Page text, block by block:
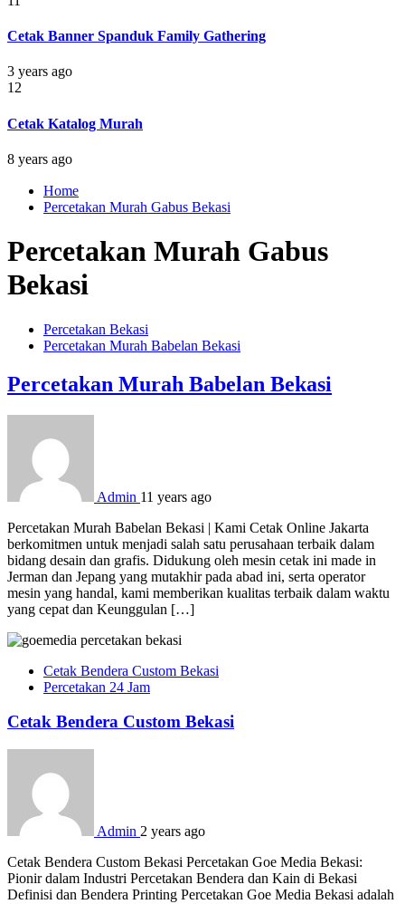
Cetak Banner Spanduk Family Gathering
3 years ago
12
Cetak Katalog Murah
8 years ago
Home
Percetakan Murah Gabus Bekasi
Percetakan Murah Gabus
Bekasi
Percetakan Bekasi
Percetakan Murah Babelan Bekasi
Percetakan Murah Babelan Bekasi
Admin 11 years ago
Percetakan Murah Babelan Bekasi | Kami Cetak Online Jakarta
berkomitmen untuk menjadi salah satu perusahaan terbaik dalam
bidang desain dan grafis. Didukung oleh mesin cetak ini made in
Jerman dan Jepang yang mutakhir pada abad ini, serta operator
mesin yang handal, kami memberikan kualitas terbaik dalam waktu
yang cepat dan Keunggulan […]
Cetak Bendera Custom Bekasi
Percetakan 24 Jam
Cetak Bendera Custom Bekasi
Admin 2 years ago
Cetak Bendera Custom Bekasi Percetakan Goe Media Bekasi:
Pionir dalam Industri Percetakan Bendera dan Kain di Bekasi
Definisi dan Bendera Printing Percetakan Goe Media Bekasi adalah